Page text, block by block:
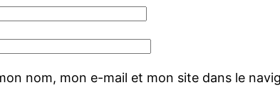
nom, mon e-mail et mon site dans le